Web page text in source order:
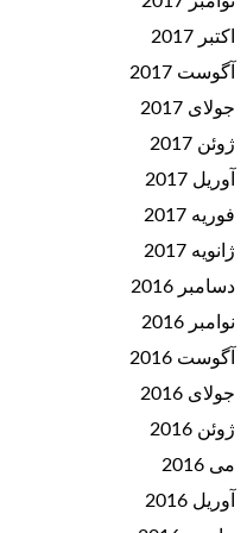
اکتبر 2017
آگوست 2017
جولای 2017
ژوئن 2017
آوریل 2017
فوریه 2017
ژانویه 2017
دسامبر 2016
نوامبر 2016
آگوست 2016
جولای 2016
ژوئن 2016
می 2016
آوریل 2016